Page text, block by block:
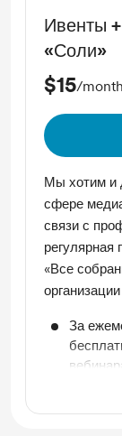
Ивенты
«Соли»
$15/month
Мы хотим и
сфере
связи с
регулярная
«Все
За